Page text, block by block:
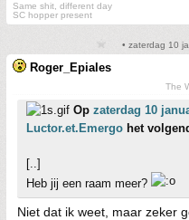
Same shit, different day
SC hopper present
• zaterdag 10
Roger_Epiales
The
Op zaterdag 10
Luctor.et.Emergo het
[..]
Heb jij een raam meer?
Niet dat ik weet, maar zeker